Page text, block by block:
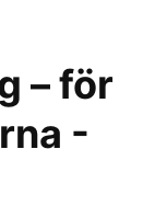
– för
-